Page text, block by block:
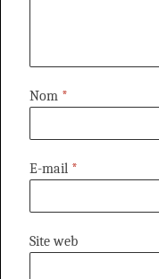
Nom *
E-mail *
Site web